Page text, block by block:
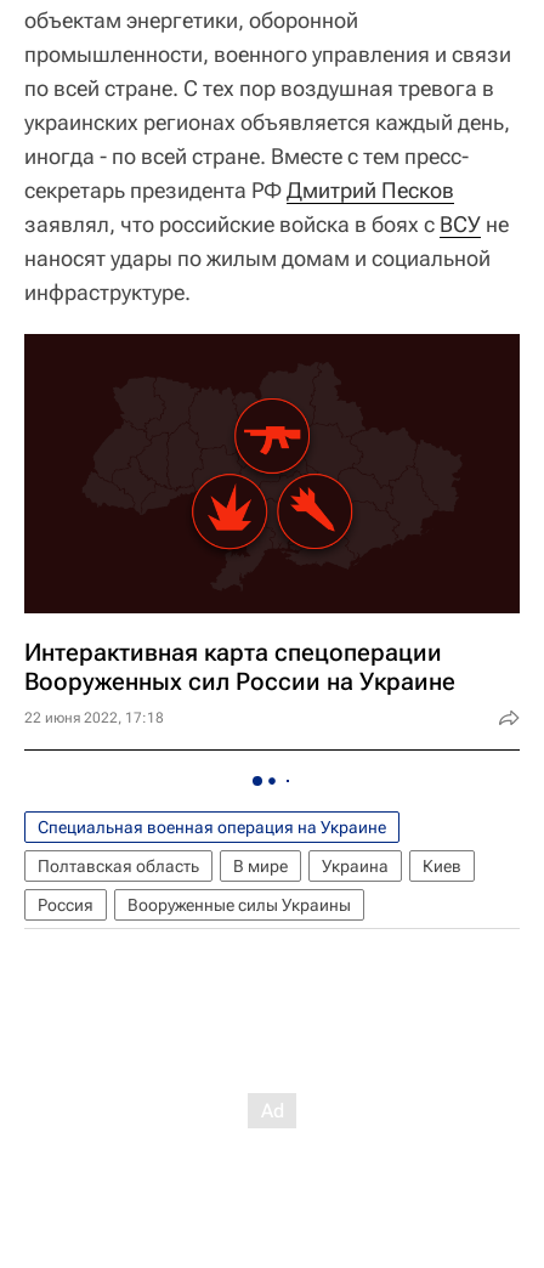
объектам энергетики, оборонной
промышленности, военного управления и связи
по всей стране. С тех пор воздушная тревога в
украинских регионах объявляется каждый день,
иногда - по всей стране. Вместе с тем пресс-
секретарь президента РФДмитрий Песков
заявлял, что российские войска в боях с ВСУ не
наносят удары по жилым домам и социальной
инфраструктуре.
Интерактивная карта спецоперации
Вооруженных сил России на Украине
22 июня 2022, 17:18
Специальная военная операция на Украине
Полтавская область
В мире Украина
Киев
Россия
Вооруженные силы Украины